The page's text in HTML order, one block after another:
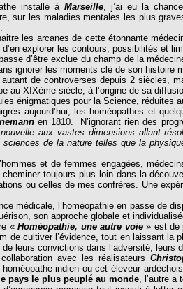
installé àMarseille , j’ai eu la
sur les maladies mentales les plus
les arcanes de cette étonnante
d’en explorer les contours, possibilités et
d’être exclue du champ de la
ignorer les moments clé de son histoire
de controverses depuis 2 siècles,
au XIXème siècle, à l’origine de sa
énigmatiques pour la Science, réduites
aujourd’hui, les homéopathes et
en 1810. N’ignorant rien des
nouvelle aux vastes dimensions allant
de la nature telles que la
et de femmes engagées,
toujours plus loin dans la
ou celles de mes confrères. Une
l’homéopathie en passe de
son approche globale et
«Homéopathie, une autre voie» est de
de cultiver l’évidence, tout en laissant
leurs convictions dans l’adversité, leurs
avec les réalisateurs
indien ou cet éleveur
pays le plus peuplé au monde , l’autre